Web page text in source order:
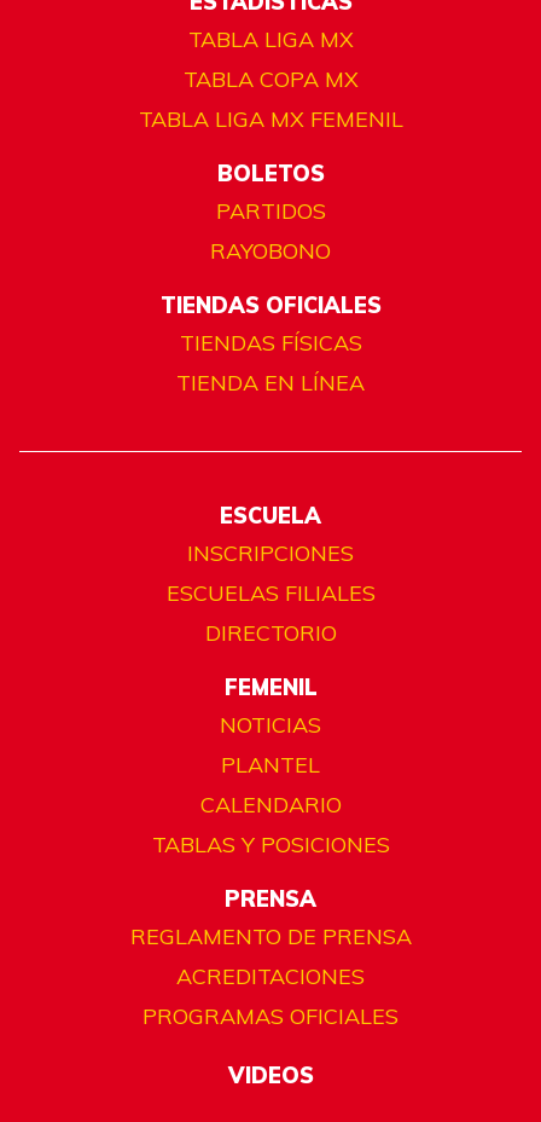
TABLA LIGA MX
TABLA COPA MX
TABLA LIGA MX FEMENIL
BOLETOS
PARTIDOS
RAYOBONO
TIENDAS OFICIALES
TIENDAS FÍSICAS
TIENDA EN LÍNEA
ESCUELA
INSCRIPCIONES
ESCUELAS FILIALES
DIRECTORIO
FEMENIL
NOTICIAS
PLANTEL
CALENDARIO
TABLAS Y POSICIONES
PRENSA
REGLAMENTO DE PRENSA
ACREDITACIONES
PROGRAMAS OFICIALES
VIDEOS